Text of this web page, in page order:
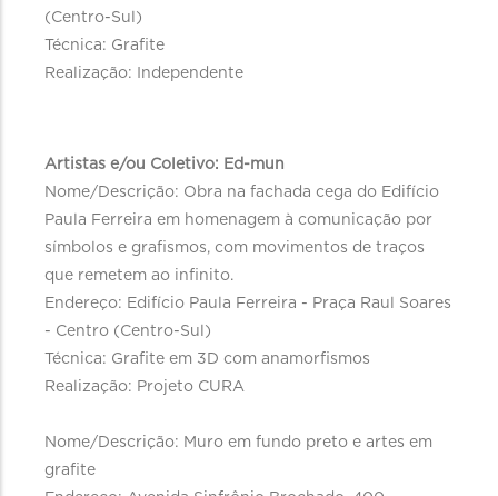
(Centro-Sul)
Técnica: Grafite
Realização: Independente
Artistas e/ou Coletivo: Ed-mun
Nome/Descrição: Obra na fachada cega do Edifício
Paula Ferreira em homenagem à comunicação por
símbolos e grafismos, com movimentos de traços
que remetem ao infinito.
Endereço: Edifício Paula Ferreira - Praça Raul Soares
- Centro (Centro-Sul)
Técnica: Grafite em 3D com anamorfismos
Realização: Projeto CURA
Nome/Descrição: Muro em fundo preto e artes em
grafite